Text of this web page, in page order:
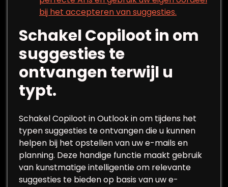
bij het accepteren van suggesties.
Schakel Copiloot in om
suggesties te
ontvangen terwijl u
typt.
Schakel Copiloot in Outlook in om tijdens het
typen suggesties te ontvangen die u kunnen
helpen bij het opstellen van uw e-mails en
planning. Deze handige functie maakt gebruik
van kunstmatige intelligentie om relevante
suggesties te bieden op basis van uw e-